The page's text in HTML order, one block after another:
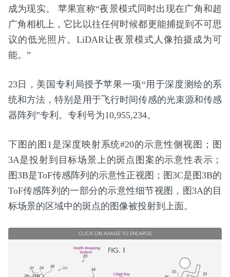
成为现实。 苹果宣称“夜景模式同时出现在广角和超
广角相机上，它比以往任何时候都更能捕捉到不可思
议的低光照片。LiDAR让夜景模式人像拍摄成为可
能。”
23日，美国专利局授予苹果一项“用于深度测绘的系
统和方法，特别是用于飞行时间传感的光束源和传感
器阵列”专利。专利号为10,955,234。
下图的图1是深度映射系统#20的示意性侧视图；图
3A是投射到目标场景上的斑点图案的示意性表示；
图3B是ToF传感阵列的示意性正视图；图3C是图3B的
ToF传感阵列的一部分的示意性细节视图，图3A的目
标场景的区域中的斑点的图像被投射到上面。